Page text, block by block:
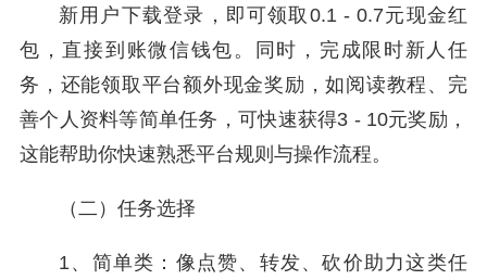
新用户下载登录，即可领取0.1 - 0.7元现金红
包，直接到账微信钱包。同时，完成限时新人任
务，还能领取平台额外现金奖励，如阅读教程、完
善个人资料等简单任务，可快速获得3 - 10元奖励，
这能帮助你快速熟悉平台规则与操作流程。
（二）任务选择
1、简单类：像点赞、转发、砍价助力这类任